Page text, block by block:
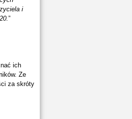
i
”
ich
Ze
za skróty